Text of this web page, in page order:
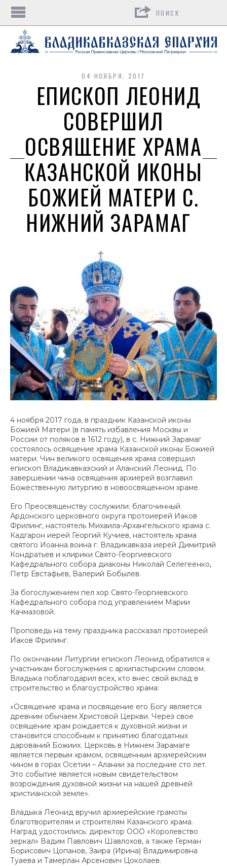
04 НОЯБРЯ, 2017
ЕПИСКОП ЛЕОНИД
СОВЕРШИЛ
ОСВЯЩЕНИЕ ХРАМА
КАЗАНСКОЙ ИКОНЫ
БОЖИЕЙ МАТЕРИ С.
НИЖНИЙ ЗАРАМАГ
4 ноября 2017 года, в праздник Казанской иконы
Божией Матери (в память избавления Москвы и
России от поляков в 1612 году), в с. Нижний Зарамаг
состоялось освящение храма Казанской иконы Божией
матери. Чин великого освящения храма совершил
епископ Владикавказский и Аланский Леонид. По
завершении чина освящения архиерей возглавил
Божественную литургию в новоосвященном храме.
Его Преосвященству сослужили: благочинный
Ардонского церковного округа протоиерей Иаков
Фрилинг, настоятель Михаила-Архангельского храма с.
Кадгарон иерей Георгий Кучиев, настоятель храма
святого Иоанна воина г. Владикавказа иерей Димитрий
Кондратьев и клирики Свято-Георгиевского
Кафедрального собора диаконы Николай Селегеенко,
Петр Евстафьев, Валерий Бобылев.
За богослужением пел хор Свято-Георгиевского
Кафедрального собора под управлением Марии
Качмазовой.
Проповедь на тему праздника рассказал протоиерей
Иаков Фрилинг.
По окончании Литургии епископ Леонид обратился к
участникам богослужения с архипастырским словом.
Владыка поблагодарил всех, кто внес свой вклад в
строительство и благоустройство храма:
«Освящение храма и посвящение его Богу является
древним обычаем Христовой Церкви. Через свое
освящение храм рождается к духовной жизни и
становится способным к принятию благодатных
дарований Божиих. Церковь в Нижнем Зарамаге
является первым храмом, освященным архиерейским
чином в горах Осетии – Алании за последние сто лет.
Это событие является новым свидетельством
возрождения духовной жизни на нашей древней
христианской земле».
Владыка Леонид вручил архиерейские грамоты
благотворителям и строителям Казанского храма.
Наград удостоились: директор ООО «Королевство
зеркал» Вадим Павлович Шавлохов, а также Герман
Борисович Цопанов, Заира (Ирина) Владимировна
Туаева и Тамерлан Арсенович Цоколаев.